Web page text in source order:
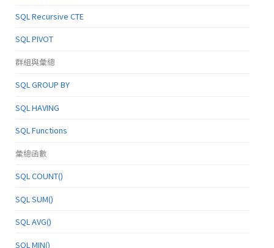
SQL Recursive CTE
SQL PIVOT
群組與彙總
SQL GROUP BY
SQL HAVING
SQL Functions
彙總函數
SQL COUNT()
SQL SUM()
SQL AVG()
SQL MIN()